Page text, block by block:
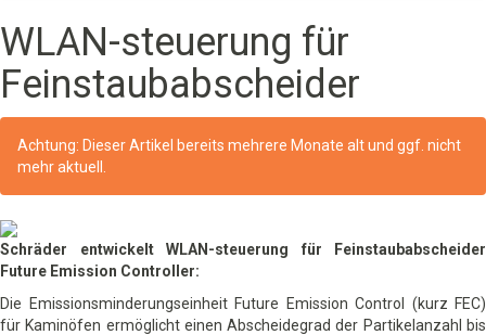
WLAN-steuerung für
Feinstaubabscheider
Achtung: Dieser Artikel bereits mehrere Monate alt und ggf. nicht
mehr aktuell.
Schräder entwickelt WLAN-steuerung für Feinstaubabscheider
Future Emission Controller:
Die Emissionsminderungseinheit Future Emission Control (kurz FEC)
für Kaminöfen ermöglicht einen Abscheidegrad der Partikelanzahl bis